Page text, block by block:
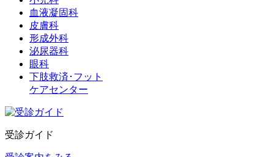
血液凝固科
皮膚科
形成外科
泌尿器科
眼科
下肢救済･フット
ケアセンター
受診ガイド